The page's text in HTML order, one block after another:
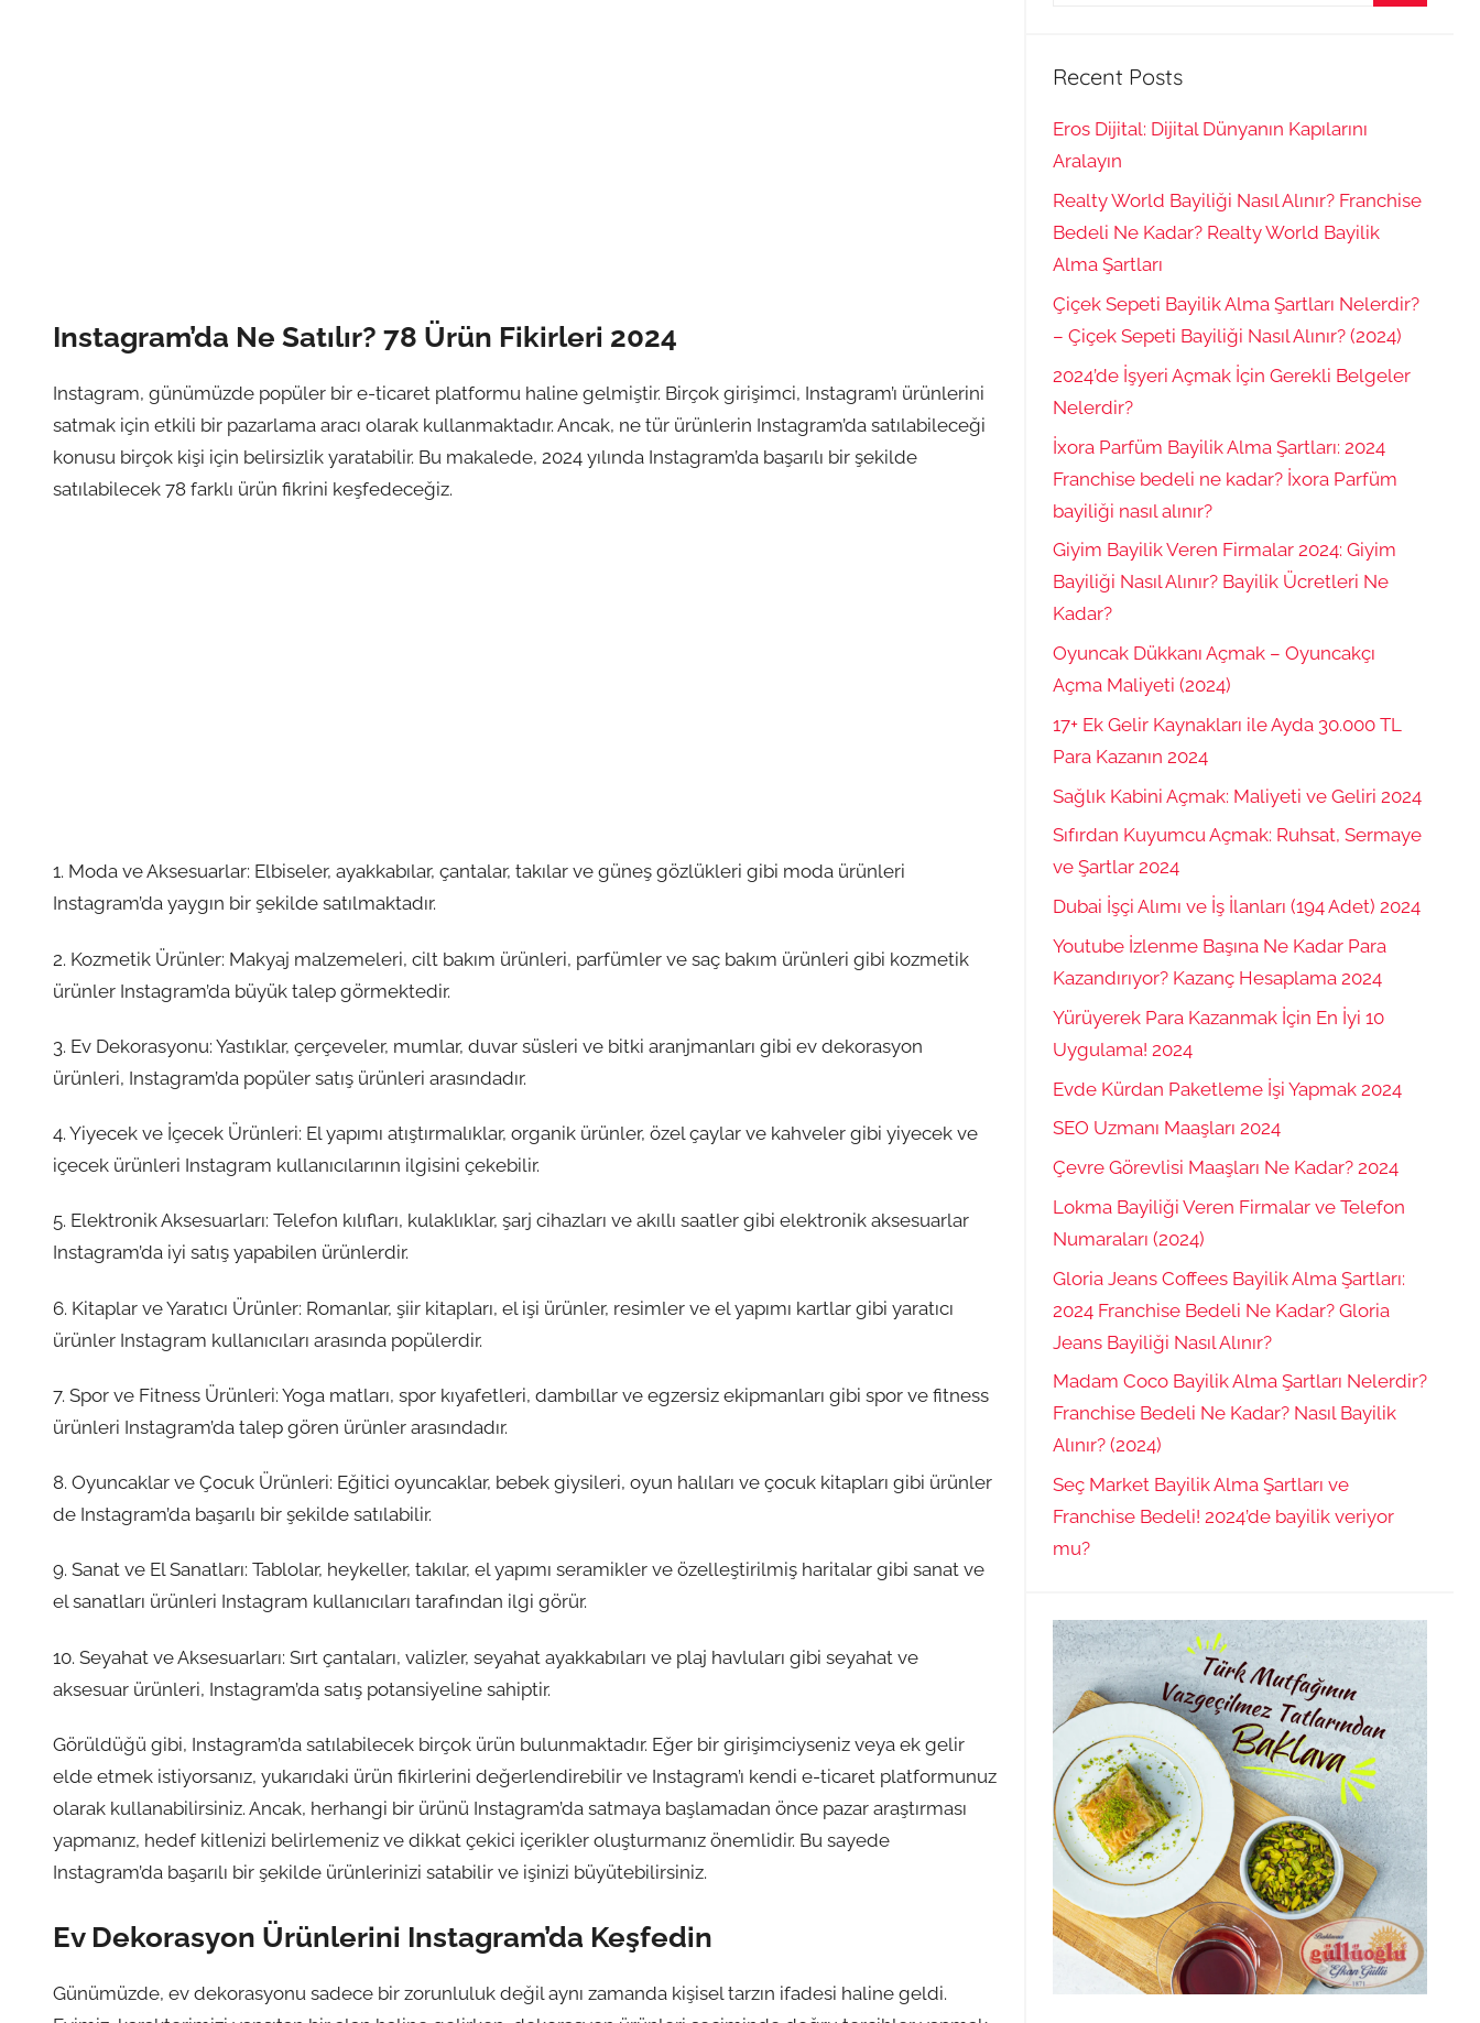
Instagram’da Ne Satılır? 78 Ürün Fikirleri 2024
Instagram, günümüzde popüler bir e-ticaret platformu haline gelmiştir. Birçok girişimci, Instagram’ı ürünlerini
satmak için etkili bir pazarlama aracı olarak kullanmaktadır. Ancak, ne tür ürünlerin Instagram’da satılabileceği
konusu birçok kişi için belirsizlik yaratabilir. Bu makalede, 2024 yılında Instagram’da başarılı bir şekilde
satılabilecek 78 farklı ürün fikrini keşfedeceğiz.
1. Moda ve Aksesuarlar: Elbiseler, ayakkabılar, çantalar, takılar ve güneş gözlükleri gibi moda ürünleri
Instagram’da yaygın bir şekilde satılmaktadır.
2. Kozmetik Ürünler: Makyaj malzemeleri, cilt bakım ürünleri, parfümler ve saç bakım ürünleri gibi kozmetik
ürünler Instagram’da büyük talep görmektedir.
3. Ev Dekorasyonu: Yastıklar, çerçeveler, mumlar, duvar süsleri ve bitki aranjmanları gibi ev dekorasyon
ürünleri, Instagram’da popüler satış ürünleri arasındadır.
4. Yiyecek ve İçecek Ürünleri: El yapımı atıştırmalıklar, organik ürünler, özel çaylar ve kahveler gibi yiyecek ve
içecek ürünleri Instagram kullanıcılarının ilgisini çekebilir.
5. Elektronik Aksesuarları: Telefon kılıfları, kulaklıklar, şarj cihazları ve akıllı saatler gibi elektronik aksesuarlar
Instagram’da iyi satış yapabilen ürünlerdir.
6. Kitaplar ve Yaratıcı Ürünler: Romanlar, şiir kitapları, el işi ürünler, resimler ve el yapımı kartlar gibi yaratıcı
ürünler Instagram kullanıcıları arasında popülerdir.
7. Spor ve Fitness Ürünleri: Yoga matları, spor kıyafetleri, dambıllar ve egzersiz ekipmanları gibi spor ve fitness
ürünleri Instagram’da talep gören ürünler arasındadır.
8. Oyuncaklar ve Çocuk Ürünleri: Eğitici oyuncaklar, bebek giysileri, oyun halıları ve çocuk kitapları gibi ürünler
de Instagram’da başarılı bir şekilde satılabilir.
9. Sanat ve El Sanatları: Tablolar, heykeller, takılar, el yapımı seramikler ve özelleştirilmiş haritalar gibi sanat ve
el sanatları ürünleri Instagram kullanıcıları tarafından ilgi görür.
10. Seyahat ve Aksesuarları: Sırt çantaları, valizler, seyahat ayakkabıları ve plaj havluları gibi seyahat ve
aksesuar ürünleri, Instagram’da satış potansiyeline sahiptir.
Görüldüğü gibi, Instagram’da satılabilecek birçok ürün bulunmaktadır. Eğer bir girişimciyseniz veya ek gelir
elde etmek istiyorsanız, yukarıdaki ürün fikirlerini değerlendirebilir ve Instagram’ı kendi e-ticaret platformunuz
olarak kullanabilirsiniz. Ancak, herhangi bir ürünü Instagram’da satmaya başlamadan önce pazar araştırması
yapmanız, hedef kitlenizi belirlemeniz ve dikkat çekici içerikler oluşturmanız önemlidir. Bu sayede
Instagram’da başarılı bir şekilde ürünlerinizi satabilir ve işinizi büyütebilirsiniz.
Ev Dekorasyon Ürünlerini Instagram’da Keşfedin
Günümüzde, ev dekorasyonu sadece bir zorunluluk değil aynı zamanda kişisel tarzın ifadesi haline geldi.
Recent Posts
Eros Dijital: Dijital Dünyanın Kapılarını
Aralayın
Realty World Bayiliği Nasıl Alınır? Franchise
Bedeli Ne Kadar? Realty World Bayilik
Alma Şartları
Çiçek Sepeti Bayilik Alma Şartları Nelerdir?
– Çiçek Sepeti Bayiliği Nasıl Alınır? (2024)
2024’de İşyeri Açmak İçin Gerekli Belgeler
Nelerdir?
İxora Parfüm Bayilik Alma Şartları: 2024
Franchise bedeli ne kadar? İxora Parfüm
bayiliği nasıl alınır?
Giyim Bayilik Veren Firmalar 2024: Giyim
Bayiliği Nasıl Alınır? Bayilik Ücretleri Ne
Kadar?
Oyuncak Dükkanı Açmak – Oyuncakçı
Açma Maliyeti (2024)
17+ Ek Gelir Kaynakları ile Ayda 30.000 TL
Para Kazanın 2024
Sağlık Kabini Açmak: Maliyeti ve Geliri 2024
Sıfırdan Kuyumcu Açmak: Ruhsat, Sermaye
ve Şartlar 2024
Dubai İşçi Alımı ve İş İlanları (194 Adet) 2024
Youtube İzlenme Başına Ne Kadar Para
Kazandırıyor? Kazanç Hesaplama 2024
Yürüyerek Para Kazanmak İçin En İyi 10
Uygulama! 2024
Evde Kürdan Paketleme İşi Yapmak 2024
SEO Uzmanı Maaşları 2024
Çevre Görevlisi Maaşları Ne Kadar? 2024
Lokma Bayiliği Veren Firmalar ve Telefon
Numaraları (2024)
Gloria Jeans Coffees Bayilik Alma Şartları:
2024 Franchise Bedeli Ne Kadar? Gloria
Jeans Bayiliği Nasıl Alınır?
Madam Coco Bayilik Alma Şartları Nelerdir?
Franchise Bedeli Ne Kadar? Nasıl Bayilik
Alınır? (2024)
Seç Market Bayilik Alma Şartları ve
Franchise Bedeli! 2024’de bayilik veriyor
mu?